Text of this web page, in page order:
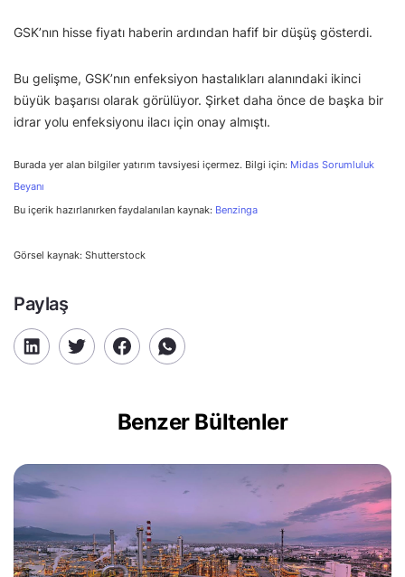
GSK’nın hisse fiyatı haberin ardından hafif bir düşüş gösterdi.
Bu gelişme, GSK’nın enfeksiyon hastalıkları alanındaki ikinci
büyük başarısı olarak görülüyor. Şirket daha önce de başka bir
idrar yolu enfeksiyonu ilacı için onay almıştı.
Burada yer alan bilgiler yatırım tavsiyesi içermez. Bilgi için: Midas Sorumluluk
Beyanı
Bu içerik hazırlanırken faydalanılan kaynak: Benzinga
Görsel kaynak: Shutterstock
Paylaş
Benzer Bültenler